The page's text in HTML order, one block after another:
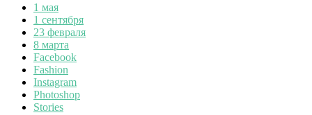
1 мая
1 сентября
23 февраля
8 марта
Facebook
Fashion
Instagram
Photoshop
Stories